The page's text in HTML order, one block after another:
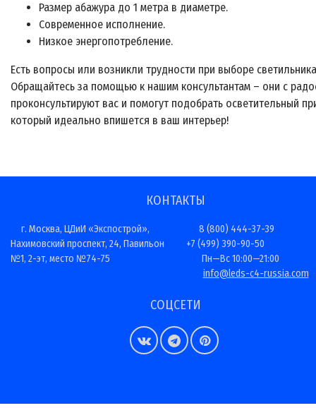
Размер абажура до 1 метра в диаметре.
Современное исполнение.
Низкое энергопотребление.
Есть вопросы или возникли трудности при выборе
Обращайтесь за помощью к нашим консультантам – они с
проконсультируют вас и помогут подобрать осветительный
который идеально впишется в ваш интерьер!
КОНТАКТЫ
г. Москва, ЦДиИ «Экспострой»,
Нахимовский проспект, 24, Павильон
№1, 2-эт, место №74-75
8 (800) 444-37-39
+7 (499) 390-90-50
Пн—Вс 10:00—21:00
info@leds-c4-russia.com
СОЦСЕТИ